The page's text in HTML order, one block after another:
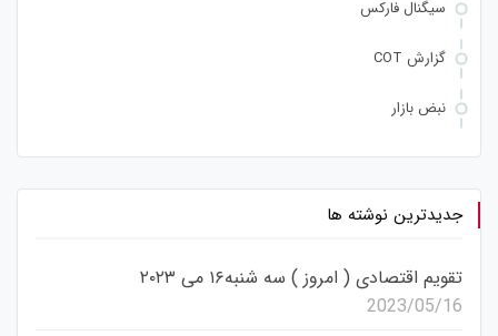
سیگنال فارکس
گزارش COT
نبض بازار
جدیدترین نوشته ها
تقویم اقتصادی ( امروز ) سه شنبه۱۶ می ۲۰۲۳
2023/05/16